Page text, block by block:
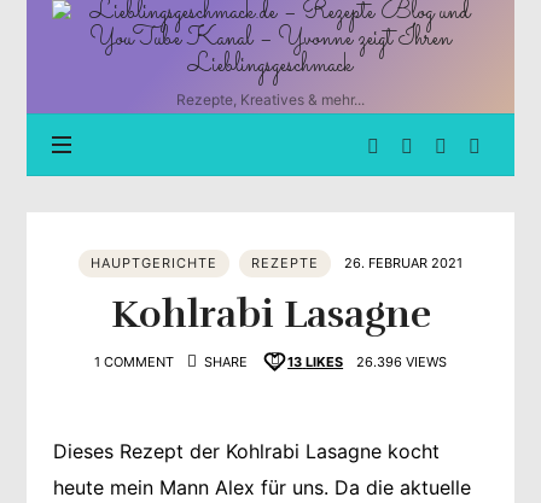
Lieblingsgeschmack.de
Rezepte
und
YouTube
Kanal
zeigt
Ihren
Lieblingsgeschmack
Rezepte, Kreatives & mehr...
HAUPTGERICHTE REZEPTE 26. FEBRUAR 2021
Kohlrabi Lasagne
1 COMMENT SHARE 13 LIKES 26.396 VIEWS
Dieses Rezept der Kohlrabi Lasagne kocht
heute mein Mann Alex für uns. Da die aktuelle